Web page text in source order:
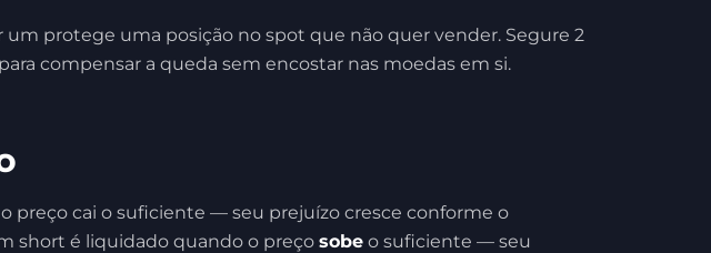
protege uma posição no spot que não quer vender. Segure 2
compensar a queda sem encostar nas moedas em si.
preço cai o suficiente — seu prejuízo cresce conforme o
short é liquidado quando o preço sobe o suficiente — seu